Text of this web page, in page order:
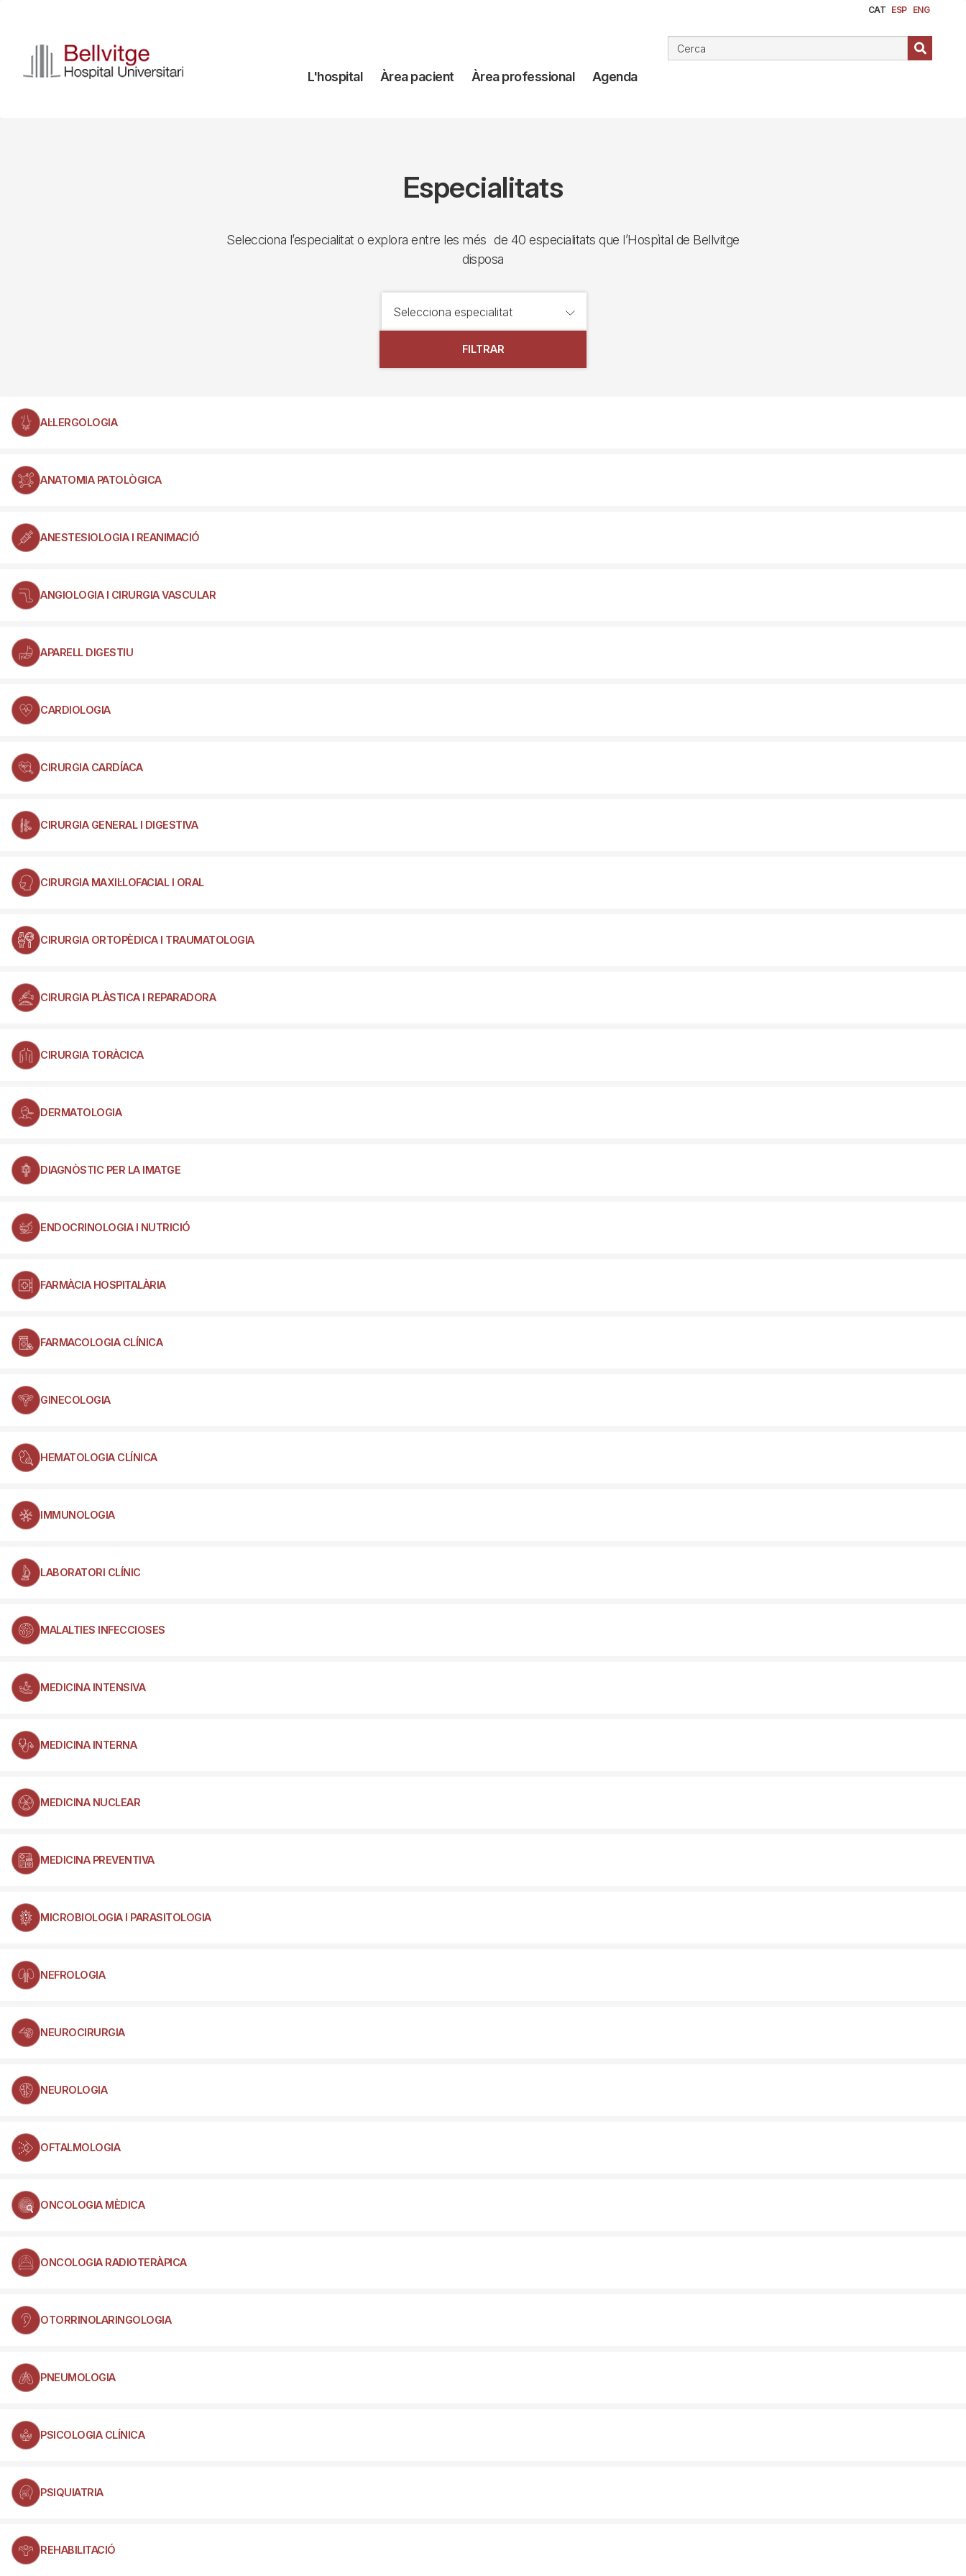
contingut
CAT ESP ENG
Navegación
L'hospital Àrea pacient Àrea professional Agenda
Especialitats
Selecciona l’especialitat o explora entre les més de 40 especialitats que l’Hospìtal de Bellvitge
disposa
FILTRAR
AL·LERGOLOGIA
ANATOMIA PATOLÒGICA
ANESTESIOLOGIA I REANIMACIÓ
ANGIOLOGIA I CIRURGIA VASCULAR
APARELL DIGESTIU
CARDIOLOGIA
CIRURGIA CARDÍACA
CIRURGIA GENERAL I DIGESTIVA
CIRURGIA MAXIL·LOFACIAL I ORAL
CIRURGIA ORTOPÈDICA I TRAUMATOLOGIA
CIRURGIA PLÀSTICA I REPARADORA
CIRURGIA TORÀCICA
DERMATOLOGIA
DIAGNÒSTIC PER LA IMATGE
ENDOCRINOLOGIA I NUTRICIÓ
FARMÀCIA HOSPITALÀRIA
FARMACOLOGIA CLÍNICA
GINECOLOGIA
HEMATOLOGIA CLÍNICA
IMMUNOLOGIA
LABORATORI CLÍNIC
MALALTIES INFECCIOSES
MEDICINA INTENSIVA
MEDICINA INTERNA
MEDICINA NUCLEAR
MEDICINA PREVENTIVA
MICROBIOLOGIA I PARASITOLOGIA
NEFROLOGIA
NEUROCIRURGIA
NEUROLOGIA
OFTALMOLOGIA
ONCOLOGIA MÈDICA
ONCOLOGIA RADIOTERÀPICA
OTORRINOLARINGOLOGIA
PNEUMOLOGIA
PSICOLOGIA CLÍNICA
PSIQUIATRIA
REHABILITACIÓ